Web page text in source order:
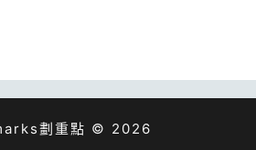
劃重點 © 2026